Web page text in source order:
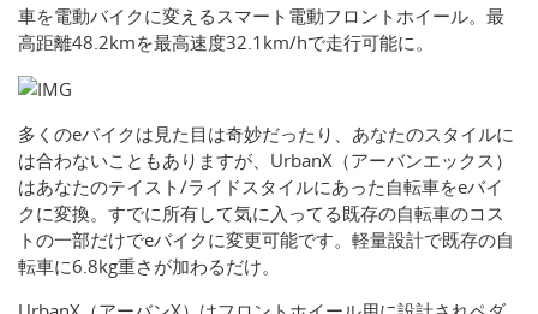
車を電動バイクに変えるスマート電動フロントホイール。最
高距離48.2kmを最高速度32.1km/hで走行可能に。
多くのeバイクは見た目は奇妙だったり、あなたのスタイルに
は合わないこともありますが、UrbanX（アーバンエックス）
はあなたのテイスト/ライドスタイルにあった自転車をeバイ
クに変換。すでに所有して気に入ってる既存の自転車のコス
トの一部だけでeバイクに変更可能です。軽量設計で既存の自
転車に6.8kg重さが加わるだけ。